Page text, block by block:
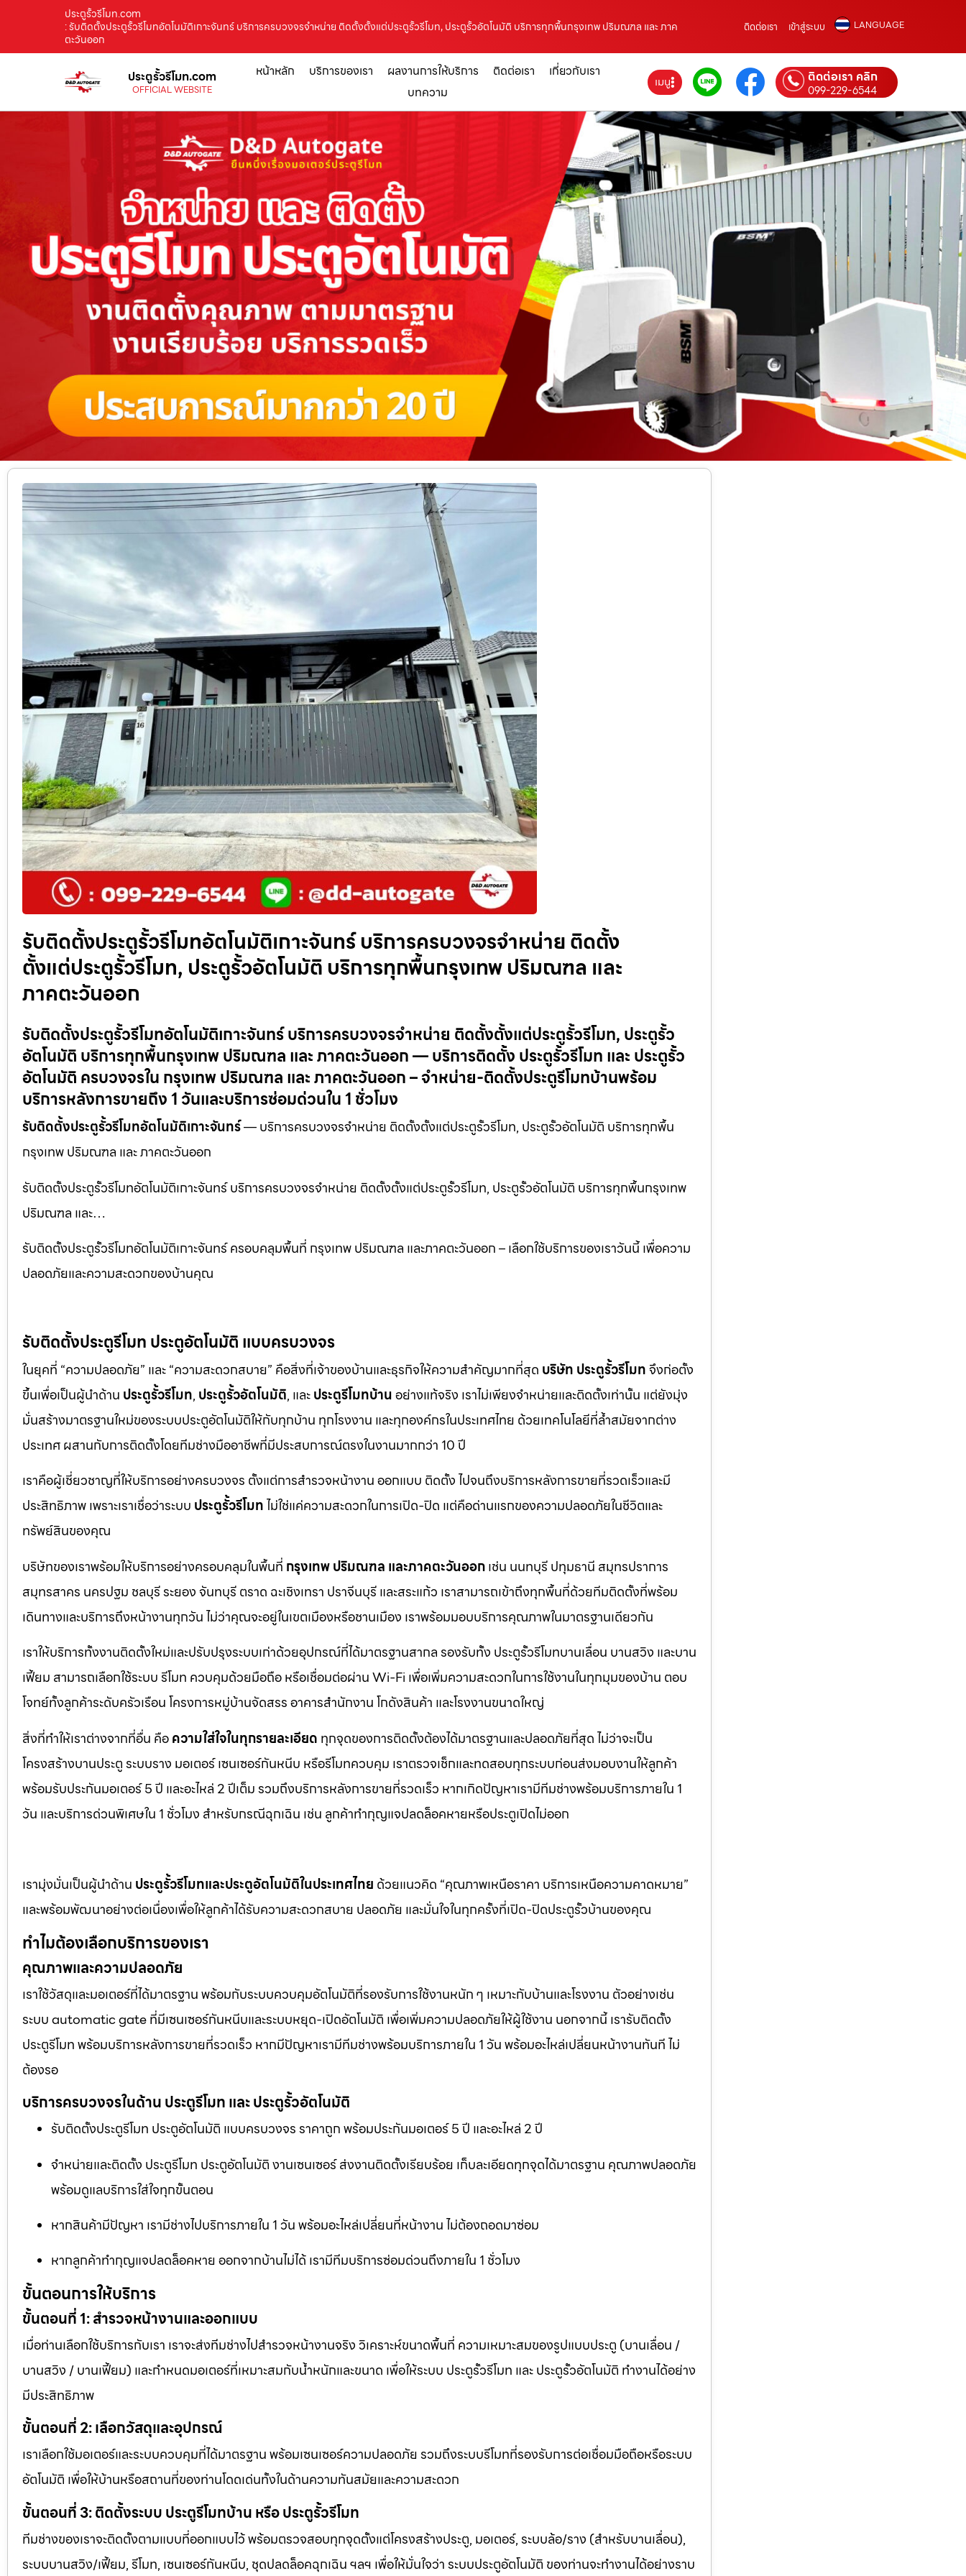
ประตูรั้วรีโมท.com
: รับติดตั้งประตูรั้วรีโมทอัตโนมัติเกาะจันทร์ บริการครบวงจรจำหน่าย ติดตั้งตั้งแต่ประตูรั้วรีโมท, ประตูรั้วอัตโนมัติ บริการทุกพื้นกรุงเทพ ปริมณฑล และ ภาค
ตะวันออก
ติดต่อเรา เข้าสู่ระบบ LANGUAGE
ประตูรั้วรีโมท.com
OFFICIAL WEBSITE
หน้าหลัก บริการของเรา ผลงานการให้บริการ ติดต่อเรา
เกี่ยวกับเรา
บทความ
เมนู ติดต่อเรา คลิก
099-229-6544
รับติดตั้งประตูรั้วรีโมทอัตโนมัติเกาะจันทร์ บริการครบวงจรจำหน่าย ติดตั้ง
ตั้งแต่ประตูรั้วรีโมท, ประตูรั้วอัตโนมัติ บริการทุกพื้นกรุงเทพ ปริมณฑล และ
ภาคตะวันออก
รับติดตั้งประตูรั้วรีโมทอัตโนมัติเกาะจันทร์ บริการครบวงจรจำหน่าย ติดตั้งตั้งแต่ประตูรั้วรีโมท, ประตูรั้ว
อัตโนมัติ บริการทุกพื้นกรุงเทพ ปริมณฑล และ ภาคตะวันออก — บริการติดตั้ง ประตูรั้วรีโมท และ ประตูรั้ว
อัตโนมัติ ครบวงจรใน กรุงเทพ ปริมณฑล และ ภาคตะวันออก – จำหน่าย-ติดตั้งประตูรีโมทบ้านพร้อม
บริการหลังการขายถึง 1 วันและบริการซ่อมด่วนใน 1 ชั่วโมง
รับติดตั้งประตูรั้วรีโมทอัตโนมัติเกาะจันทร์— บริการครบวงจรจำหน่าย ติดตั้งตั้งแต่ประตูรั้วรีโมท, ประตูรั้วอัตโนมัติ บริการทุกพื้น
กรุงเทพ ปริมณฑล และ ภาคตะวันออก
รับติดตั้งประตูรั้วรีโมทอัตโนมัติเกาะจันทร์ บริการครบวงจรจำหน่าย ติดตั้งตั้งแต่ประตูรั้วรีโมท, ประตูรั้วอัตโนมัติ บริการทุกพื้นกรุงเทพ
ปริมณฑล และ…
รับติดตั้งประตูรั้วรีโมทอัตโนมัติเกาะจันทร์ ครอบคลุมพื้นที่ กรุงเทพ ปริมณฑล และภาคตะวันออก – เลือกใช้บริการของเราวันนี้ เพื่อความ
ปลอดภัยและความสะดวกของบ้านคุณ
รับติดตั้งประตูรีโมท ประตูอัตโนมัติ แบบครบวงจร
ในยุคที่ “ความปลอดภัย” และ “ความสะดวกสบาย” คือสิ่งที่เจ้าของบ้านและธุรกิจให้ความสำคัญมากที่สุด บริษัท ประตูรั้วรีโมทจึงก่อตั้ง
ขึ้นเพื่อเป็นผู้นำด้าน ประตูรั้วรีโมท, ประตูรั้วอัตโนมัติ, และประตูรีโมทบ้านอย่างแท้จริง เราไม่เพียงจำหน่ายและติดตั้งเท่านั้น แต่ยังมุ่ง
มั่นสร้างมาตรฐานใหม่ของระบบประตูอัตโนมัติให้กับทุกบ้าน ทุกโรงงาน และทุกองค์กรในประเทศไทย ด้วยเทคโนโลยีที่ล้ำสมัยจากต่าง
ประเทศ ผสานกับการติดตั้งโดยทีมช่างมืออาชีพที่มีประสบการณ์ตรงในงานมากกว่า 10 ปี
เราคือผู้เชี่ยวชาญที่ให้บริการอย่างครบวงจร ตั้งแต่การสำรวจหน้างาน ออกแบบ ติดตั้ง ไปจนถึงบริการหลังการขายที่รวดเร็วและมี
ประสิทธิภาพ เพราะเราเชื่อว่าระบบ ประตูรั้วรีโมทไม่ใช่แค่ความสะดวกในการเปิด-ปิด แต่คือด่านแรกของความปลอดภัยในชีวิตและ
ทรัพย์สินของคุณ
บริษัทของเราพร้อมให้บริการอย่างครอบคลุมในพื้นที่ กรุงเทพ ปริมณฑล และภาคตะวันออกเช่น นนทบุรี ปทุมธานี สมุทรปราการ
สมุทรสาคร นครปฐม ชลบุรี ระยอง จันทบุรี ตราด ฉะเชิงเทรา ปราจีนบุรี และสระแก้ว เราสามารถเข้าถึงทุกพื้นที่ด้วยทีมติดตั้งที่พร้อม
เดินทางและบริการถึงหน้างานทุกวัน ไม่ว่าคุณจะอยู่ในเขตเมืองหรือชานเมือง เราพร้อมมอบบริการคุณภาพในมาตรฐานเดียวกัน
เราให้บริการทั้งงานติดตั้งใหม่และปรับปรุงระบบเก่าด้วยอุปกรณ์ที่ได้มาตรฐานสากล รองรับทั้ง ประตูรั้วรีโมทบานเลื่อน บานสวิง และบาน
เฟี้ยม สามารถเลือกใช้ระบบ รีโมท ควบคุมด้วยมือถือ หรือเชื่อมต่อผ่าน Wi-Fi เพื่อเพิ่มความสะดวกในการใช้งานในทุกมุมของบ้าน ตอบ
โจทย์ทั้งลูกค้าระดับครัวเรือน โครงการหมู่บ้านจัดสรร อาคารสำนักงาน โกดังสินค้า และโรงงานขนาดใหญ่
สิ่งที่ทำให้เราต่างจากที่อื่น คือความใส่ใจในทุกรายละเอียด ทุกจุดของการติดตั้งต้องได้มาตรฐานและปลอดภัยที่สุด ไม่ว่าจะเป็น
โครงสร้างบานประตู ระบบราง มอเตอร์ เซนเซอร์กันหนีบ หรือรีโมทควบคุม เราตรวจเช็กและทดสอบทุกระบบก่อนส่งมอบงานให้ลูกค้า
พร้อมรับประกันมอเตอร์ 5 ปี และอะไหล่ 2 ปีเต็ม รวมถึงบริการหลังการขายที่รวดเร็ว หากเกิดปัญหาเรามีทีมช่างพร้อมบริการภายใน 1
วัน และบริการด่วนพิเศษใน 1 ชั่วโมง สำหรับกรณีฉุกเฉิน เช่น ลูกค้าทำกุญแจปลดล็อคหายหรือประตูเปิดไม่ออก
เรามุ่งมั่นเป็นผู้นำด้าน ประตูรั้วรีโมทและประตูอัตโนมัติในประเทศไทย ด้วยแนวคิด “คุณภาพเหนือราคา บริการเหนือความคาดหมาย”
และพร้อมพัฒนาอย่างต่อเนื่องเพื่อให้ลูกค้าได้รับความสะดวกสบาย ปลอดภัย และมั่นใจในทุกครั้งที่เปิด-ปิดประตูรั้วบ้านของคุณ
ทำไมต้องเลือกบริการของเรา
คุณภาพและความปลอดภัย
เราใช้วัสดุและมอเตอร์ที่ได้มาตรฐาน พร้อมกับระบบควบคุมอัตโนมัติที่รองรับการใช้งานหนัก ๆ เหมาะกับบ้านและโรงงาน ตัวอย่างเช่น
ระบบ automatic gate ที่มีเซนเซอร์กันหนีบและระบบหยุด-เปิดอัตโนมัติ เพื่อเพิ่มความปลอดภัยให้ผู้ใช้งาน นอกจากนี้ เรารับติดตั้ง
ประตูรีโมท พร้อมบริการหลังการขายที่รวดเร็ว หากมีปัญหาเรามีทีมช่างพร้อมบริการภายใน 1 วัน พร้อมอะไหล่เปลี่ยนหน้างานทันที ไม่
ต้องรอ
บริการครบวงจรในด้าน ประตูรีโมท และ ประตูรั้วอัตโนมัติ
รับติดตั้งประตูรีโมท ประตูอัตโนมัติ แบบครบวงจร ราคาถูก พร้อมประกันมอเตอร์ 5 ปี และอะไหล่ 2 ปี
จำหน่ายและติดตั้ง ประตูรีโมท ประตูอัตโนมัติ งานเซนเซอร์ ส่งงานติดตั้งเรียบร้อย เก็บละเอียดทุกจุดได้มาตรฐาน คุณภาพปลอดภัย
พร้อมดูแลบริการใส่ใจทุกขั้นตอน
หากสินค้ามีปัญหา เรามีช่างไปบริการภายใน 1 วัน พร้อมอะไหล่เปลี่ยนที่หน้างาน ไม่ต้องถอดมาซ่อม
หากลูกค้าทำกุญแจปลดล็อคหาย ออกจากบ้านไม่ได้ เรามีทีมบริการซ่อมด่วนถึงภายใน 1 ชั่วโมง
ขั้นตอนการให้บริการ
ขั้นตอนที่ 1: สำรวจหน้างานและออกแบบ
เมื่อท่านเลือกใช้บริการกับเรา เราจะส่งทีมช่างไปสำรวจหน้างานจริง วิเคราะห์ขนาดพื้นที่ ความเหมาะสมของรูปแบบประตู (บานเลื่อน /
บานสวิง / บานเฟี้ยม) และกำหนดมอเตอร์ที่เหมาะสมกับน้ำหนักและขนาด เพื่อให้ระบบ ประตูรั้วรีโมท และ ประตูรั้วอัตโนมัติ ทำงานได้อย่าง
มีประสิทธิภาพ
ขั้นตอนที่ 2: เลือกวัสดุและอุปกรณ์
เราเลือกใช้มอเตอร์และระบบควบคุมที่ได้มาตรฐาน พร้อมเซนเซอร์ความปลอดภัย รวมถึงระบบรีโมทที่รองรับการต่อเชื่อมมือถือหรือระบบ
อัตโนมัติ เพื่อให้บ้านหรือสถานที่ของท่านโดดเด่นทั้งในด้านความทันสมัยและความสะดวก
ขั้นตอนที่ 3: ติดตั้งระบบ ประตูรีโมทบ้าน หรือ ประตูรั้วรีโมท
ทีมช่างของเราจะติดตั้งตามแบบที่ออกแบบไว้ พร้อมตรวจสอบทุกจุดตั้งแต่โครงสร้างประตู, มอเตอร์, ระบบล้อ/ราง (สำหรับบานเลื่อน),
ระบบบานสวิง/เฟี้ยม, รีโมท, เซนเซอร์กันหนีบ, ชุดปลดล็อคฉุกเฉิน ฯลฯ เพื่อให้มั่นใจว่า ระบบประตูอัตโนมัติ ของท่านจะทำงานได้อย่างราบ